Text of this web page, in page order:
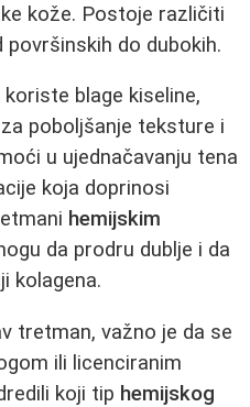
kože. Postoje različiti
površinskih do dubokih.
koriste blage kiseline,
poboljšanje teksture i
u ujednačavanju tena
koja doprinosi
hemijskim
da prodru dublje i da
kolagena.
tretman, važno je da se
ili licenciranim
koji tip hemijskog